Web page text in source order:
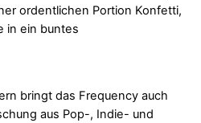
ordentlichen Portion Konfetti,
in ein buntes
bringt das Frequency auch
aus Pop-, Indie- und